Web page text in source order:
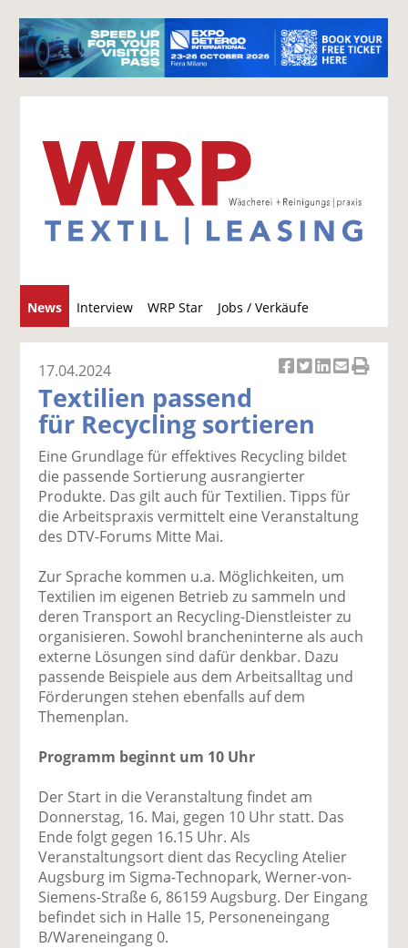
News Interview WRP Star Jobs / Verkäufe
u
c
k
el
a
uf
F
ac
b
o
o
k
te
il
e
n
k
el
t
wi
tt
er
el
a
Li
n
di
n
te
il
e
n
el
p
er
E
m
v
er
se
n
d
e
e
17.04.2024
Textilien passend
für Recycling sortieren
Eine Grundlage für effektives Recycling bildet
die passende Sortierung ausrangierter
Produkte. Das gilt auch für Textilien. Tipps für
die Arbeitspraxis vermittelt eine Veranstaltung
des DTV-Forums Mitte Mai.
Zur Sprache kommen u.a. Möglichkeiten, um
Textilien im eigenen Betrieb zu sammeln und
deren Transport an Recycling-Dienstleister zu
organisieren. Sowohl brancheninterne als auch
externe Lösungen sind dafür denkbar. Dazu
passende Beispiele aus dem Arbeitsalltag und
Förderungen stehen ebenfalls auf dem
Themenplan.
Programm beginnt um 10 Uhr
Der Start in die Veranstaltung findet am
Donnerstag, 16. Mai, gegen 10 Uhr statt. Das
Ende folgt gegen 16.15 Uhr. Als
Veranstaltungsort dient das Recycling Atelier
Augsburg im Sigma-Technopark, Werner-von-
Siemens-Straße 6, 86159 Augsburg. Der Eingang
befindet sich in Halle 15, Personeneingang
B/Wareneingang 0.